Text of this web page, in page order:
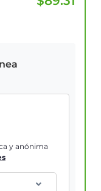
y anónima